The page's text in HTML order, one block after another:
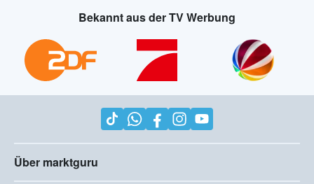
Bekannt aus der TV Werbung
Über marktguru